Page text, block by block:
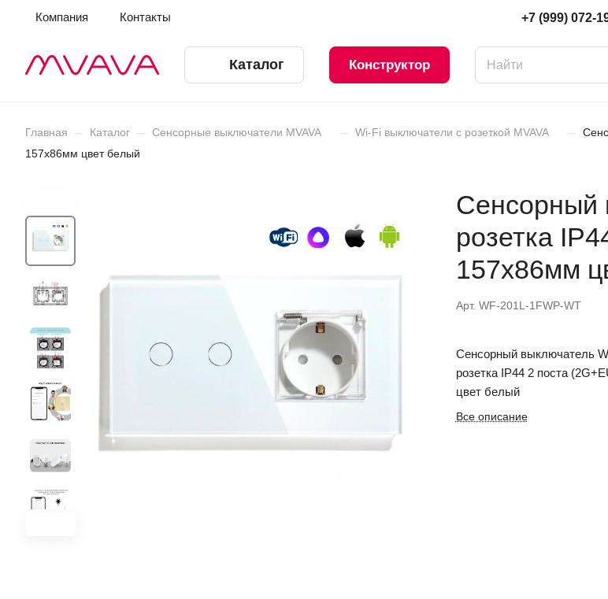
Компания Контакты +7 (999) 072-
Каталог Конструктор
Главная – Каталог – Сенсорные выключатели MVAVA – Wi-Fi выключатели с розеткой MVAVA –
157х86мм цвет белый
Сенсорный
розетка
157х86мм
Арт. WF-201L-1FWP-WT
Сенсорный выключатель
розетка IP44 2 поста
цвет белый
Все описание